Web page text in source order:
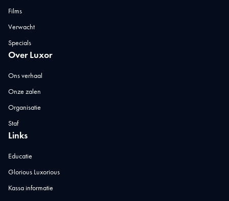
Films
Verwacht
Specials
Over Luxor
Ons verhaal
Onze zalen
Organisatie
Staf
Links
Educatie
Glorious Luxorious
Kassa informatie